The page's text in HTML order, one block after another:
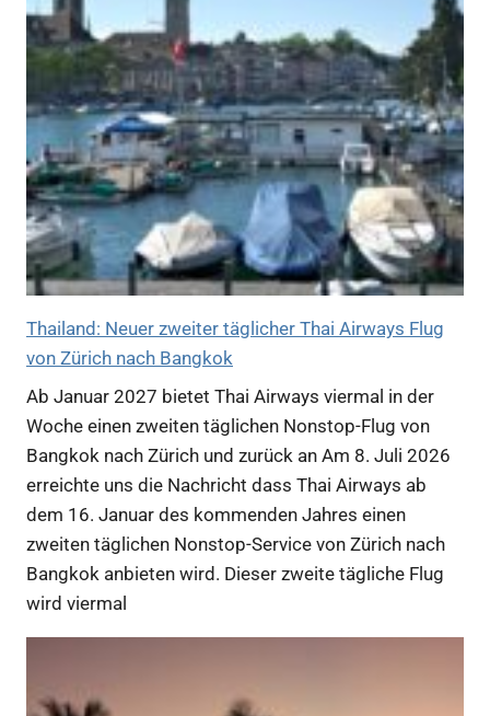
Thailand: Neuer zweiter täglicher Thai Airways Flug
von Zürich nach Bangkok
Ab Januar 2027 bietet Thai Airways viermal in der
Woche einen zweiten täglichen Nonstop-Flug von
Bangkok nach Zürich und zurück an Am 8. Juli 2026
erreichte uns die Nachricht dass Thai Airways ab
dem 16. Januar des kommenden Jahres einen
zweiten täglichen Nonstop-Service von Zürich nach
Bangkok anbieten wird. Dieser zweite tägliche Flug
wird viermal